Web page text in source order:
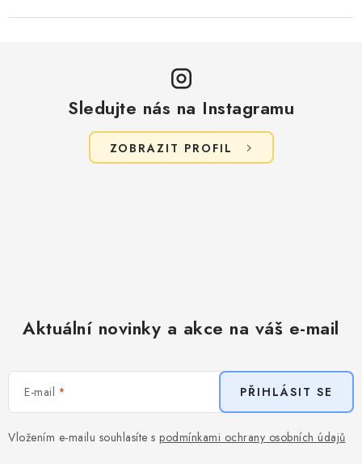
Sledujte nás na Instagramu
ZOBRAZIT PROFIL
Aktuální novinky a akce na váš e-mail
E-mail
Vložením e-mailu souhlasíte s podmínkami ochrany osobních údajů
PŘIHLÁSIT SE